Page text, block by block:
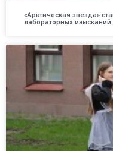
«Арктическая звезда»
лабораторных